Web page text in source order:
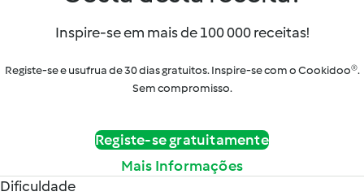
Inspire-se em mais de 100 000 receitas!
Registe-se e usufrua de 30 dias gratuitos. Inspire-se com o Cookidoo®.
Sem compromisso.
Registe-se gratuitamente
Mais Informações
Dificuldade